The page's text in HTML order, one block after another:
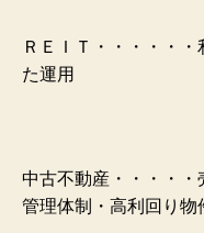
ＲＥＩＴ・・・・・
た運用
中古不動産・・・・・
管理体制・高利回り物